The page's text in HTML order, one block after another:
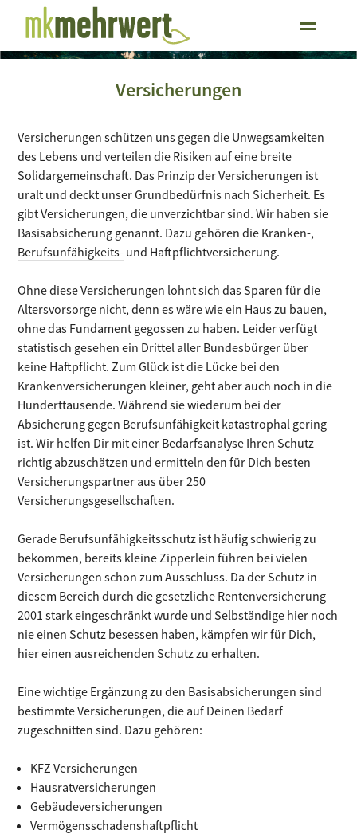
Versicherungen
Versicherungen schützen uns gegen die Unwegsamkeiten
des Lebens und verteilen die Risiken auf eine breite
Solidargemeinschaft. Das Prinzip der Versicherungen ist
uralt und deckt unser Grundbedürfnis nach Sicherheit. Es
gibt Versicherungen, die unverzichtbar sind. Wir haben sie
Basisabsicherung genannt. Dazu gehören die Kranken-,
Berufsunfähigkeits- und Haftpflichtversicherung.
Ohne diese Versicherungen lohnt sich das Sparen für die
Altersvorsorge nicht, denn es wäre wie ein Haus zu bauen,
ohne das Fundament gegossen zu haben. Leider verfügt
statistisch gesehen ein Drittel aller Bundesbürger über
keine Haftpflicht. Zum Glück ist die Lücke bei den
Krankenversicherungen kleiner, geht aber auch noch in die
Hunderttausende. Während sie wiederum bei der
Absicherung gegen Berufsunfähigkeit katastrophal gering
ist. Wir helfen Dir mit einer Bedarfsanalyse Ihren Schutz
richtig abzuschätzen und ermitteln den für Dich besten
Versicherungspartner aus über 250
Versicherungsgesellschaften.
Gerade Berufsunfähigkeitsschutz ist häufig schwierig zu
bekommen, bereits kleine Zipperlein führen bei vielen
Versicherungen schon zum Ausschluss. Da der Schutz in
diesem Bereich durch die gesetzliche Rentenversicherung
2001 stark eingeschränkt wurde und Selbständige hier noch
nie einen Schutz besessen haben, kämpfen wir für Dich,
hier einen ausreichenden Schutz zu erhalten.
Eine wichtige Ergänzung zu den Basisabsicherungen sind
bestimmte Versicherungen, die auf Deinen Bedarf
zugeschnitten sind. Dazu gehören:
KFZ Versicherungen
Hausratversicherungen
Gebäudeversicherungen
Vermögensschadenshaftpflicht